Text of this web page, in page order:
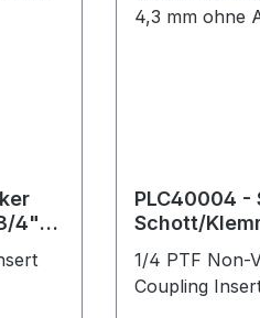
4"
PLC40004 -
Schott/
1/4 PTF Non-
Coupling